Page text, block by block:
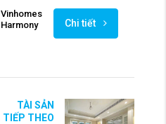
Vinhomes
Harmony
Chi tiết
TÀI SẢN
TIẾP THEO